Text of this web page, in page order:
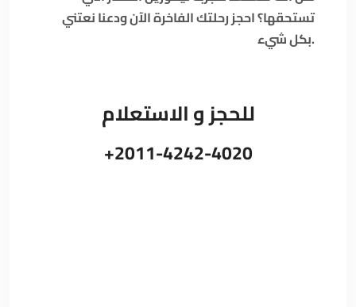
تستحقها؟ احجز رحلتك الفاخرة الآن ودعنا نعتني
بكل شيء.
للحجز و الاستعلام
+2011-4242-4020